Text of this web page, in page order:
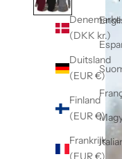
(DKK kr.)
Duitsland
(EUR €)
Finland
(EUR €)
Frankrijk
(EUR €)